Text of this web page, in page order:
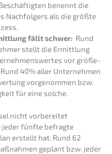
benennt die
Nachfol­gers als die größte
fällt schwer: Rund
stellt die Ermitt­lung
vor größe­
40% aller Unter­neh­men
vorge­nom­men bzw.
für eine solche.
nicht vorbereitet
jeder fünfte befrag­te
erstellt hat. Rund 62
geplant bzw. jeder